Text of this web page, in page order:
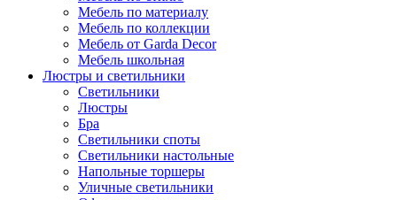
Мебель по материалу
Мебель по коллекции
Мебель от Garda Decor
Мебель школьная
Люстры и светильники
Светильники
Люстры
Бра
Светильники споты
Светильники настольные
Напольные торшеры
Уличные светильники